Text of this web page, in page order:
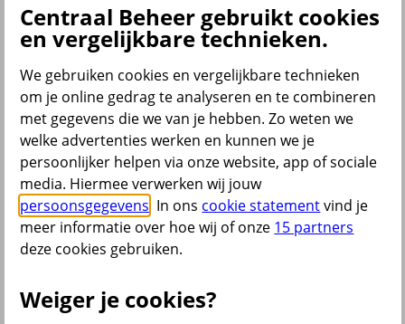
Menu
Voor wie Service & contact
terug
Producten
Centraal Beheer gebruikt cookies
en vergelijkbare technieken.
We gebruiken cookies en vergelijkbare technieken
om je online gedrag te analyseren en te combineren
met gegevens die we van je hebben. Zo weten we
welke advertenties werken en kunnen we je
persoonlijker helpen via onze website, app of sociale
media. Hiermee verwerken wij jouw
persoonsgegevens . In ons cookie statementvind je
meer informatie over hoe wij of onze 15 partners
deze cookies gebruiken.
Weiger je cookies?